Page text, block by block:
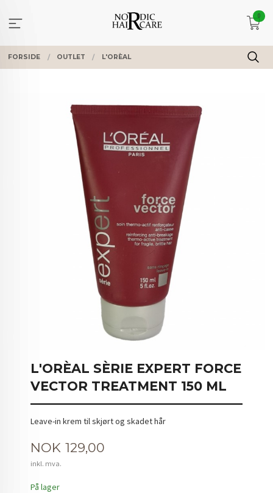
innholdet
0
FORSIDE OUTLET L'ORÈAL
L'ORÈAL SÈRIE EXPERT FORCE
VECTOR TREATMENT 150 ML
Leave-in krem til skjørt og skadet hår
Pris
NOK 129,00
inkl. mva.
På lager